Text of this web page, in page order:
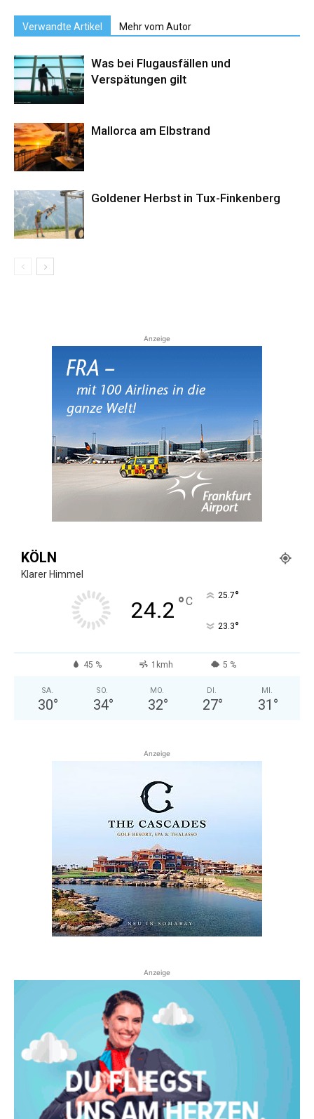
Verwandte Artikel Mehr vom Autor
Was bei Flugausfällen und
Verspätungen gilt
Mallorca am Elbstrand
Goldener Herbst in Tux-Finkenberg
Anzeige
KÖLN
Klarer Himmel
24.2 °C 25.7°
23.3°
45 % 1kmh 5 %
SA.
30°
SO.
34°
MO.
32°
DI.
27°
MI.
31 °
Anzeige
Anzeige